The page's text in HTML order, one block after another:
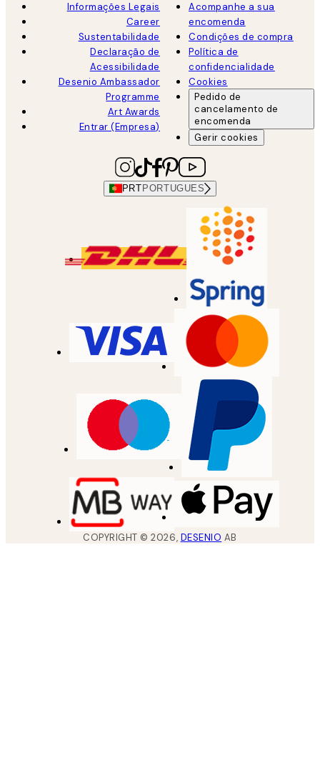
Informações Legais
Career
Sustentabilidade
Declaração de
Acessibilidade
Desenio Ambassador
Programme
Art Awards
Entrar (Empresa)
Acompanhe a sua
encomenda
Condições de compra
Política de
confidencialidade
Cookies
Pedido de
cancelamento de
encomenda
Gerir cookies
PRT PORTUGUES
COPYRIGHT ©2026, DESENIO AB